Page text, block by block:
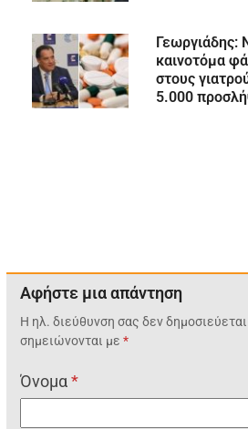
Γεωργιάδης:
καινοτόμα
στους
5.000
Αφήστε μια απάντηση
Η ηλ. διεύθυνση σας δεν δημοσιεύεται.
σημειώνονται με*
Όνομα*